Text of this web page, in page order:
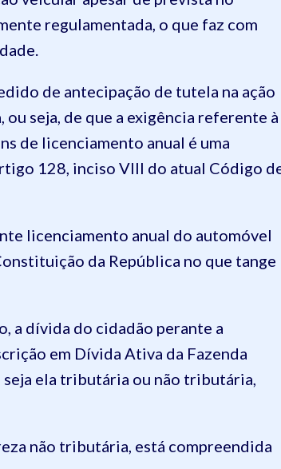
regulamentada, o que faz com
de antecipação de tutela na ação
seja, de que a exigência referente à
de licenciamento anual é uma
128, inciso VIII do atual Código
licenciamento anual do automóvel
da República no que tange
dívida do cidadão perante a
em Dívida Ativa da Fazenda
seja ela tributária ou não tributária,
não tributária, está compreendida